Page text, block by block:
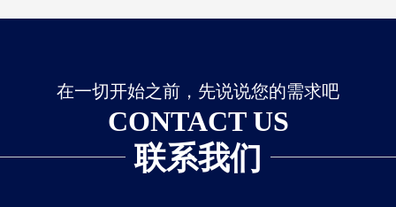
在一切开始之前，先说说您的需求吧
CONTACT US
联系我们